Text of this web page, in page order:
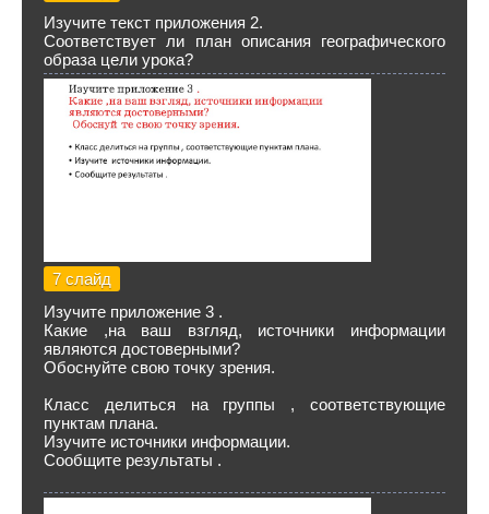
Изучите текст приложения 2.
Соответствует ли план описания географического
образа цели урока?
7 слайд
Изучите приложение 3 .
Какие ,на ваш взгляд, источники информации
являются достоверными?
Обоснуйте свою точку зрения.
Класс делиться на группы , соответствующие
пунктам плана.
Изучите источники информации.
Сообщите результаты .